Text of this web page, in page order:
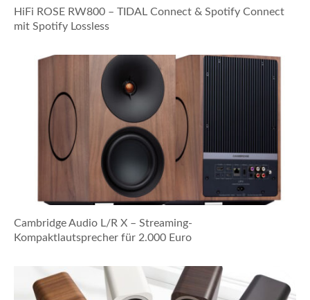
HiFi ROSE RW800 – TIDAL Connect & Spotify Connect
mit Spotify Lossless
Cambridge Audio L/R X – Streaming-
Kompaktlautsprecher für 2.000 Euro